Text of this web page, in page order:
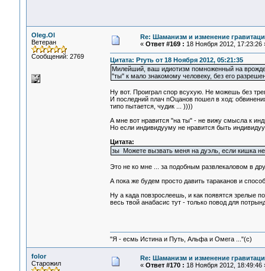
Oleg.Ol
Ветеран
Сообщений: 2769
Re: Шаманизм и изменение
« Ответ #169 : 18 Ноября 2012, 17:23:26
Цитата: Ртуть от 18 Ноября 2012, 05:21:35
Милейший, ваш идиотизм помноженный на
"ты" к мало знакомому человеку, без его
Ну вот. Проиграл спор всухую. Не можешь без
И последний плач пОцанов пошел в ход:
типо пытается, чудик ... ))))
А мне вот нравится "на ты" - не вижу смысла к
Но если индивидууму не нравится быть
Цитата:
зы Можете вызвать меня на дуэль, если кишка не
Это не ко мне ... за подобным развлекаловом в
А пока же будем просто давить тараканов и
Ну а када повзрослеешь, и как появятся зрелые
весь твой анабасис тут - только повод для
"Я - есмь Истина и Путь, Альфа и Омега ..."(с)
folor
Старожил
Re: Шаманизм и изменение
« Ответ #170 : 18 Ноября 2012, 18:49:46